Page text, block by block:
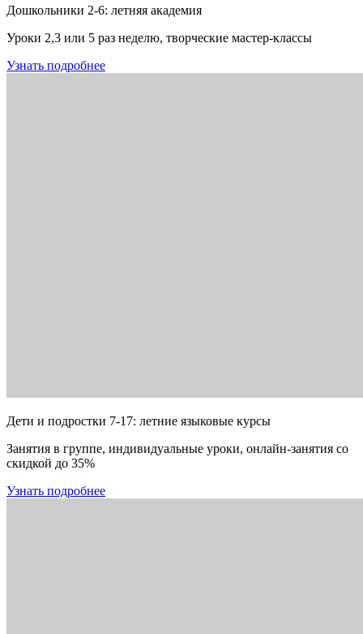
Дошкольники 2-6: летняя академия
Уроки 2,3 или 5 раз неделю, творческие мастер-классы
Узнать подробнее
Дети и подростки 7-17: летние языковые курсы
Занятия в группе, индивидуальные уроки, онлайн-занятия со
скидкой до 35%
Узнать подробнее